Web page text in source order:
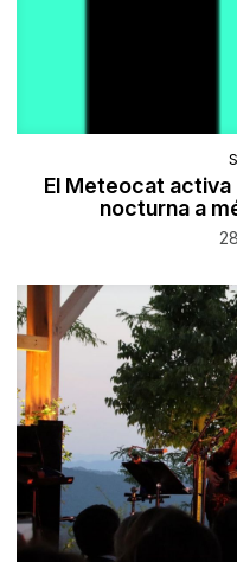
El Meteocat
nocturna a